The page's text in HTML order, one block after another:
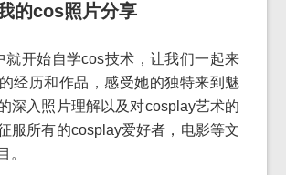
的cos照片分享
就开始自学cos技术，让我们一起来
经历和作品，感受她的独特来到魅
深入照片理解以及对cosplay艺术的
服所有的cosplay爱好者，电影等文
。